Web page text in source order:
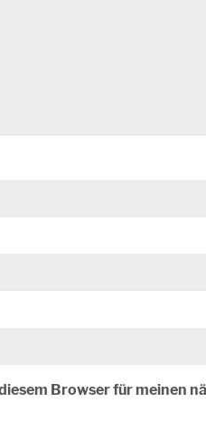
Browser für meinen